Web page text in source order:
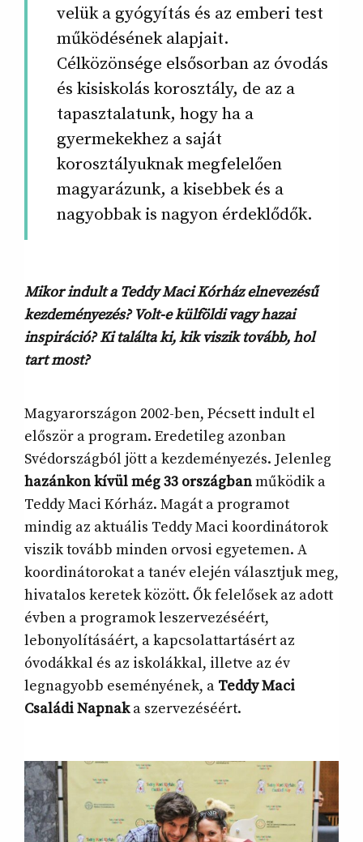
velük a gyógyítás és az emberi test
működésének alapjait.
Célközönsége elsősorban az óvodás
és kisiskolás korosztály, de az a
tapasztalatunk, hogy ha a
gyermekekhez a saját
korosztályuknak megfelelően
magyarázunk, a kisebbek és a
nagyobbak is nagyon érdeklődők.
Mikor indult a Teddy Maci Kórház elnevezésű
kezdeményezés? Volt-e külföldi vagy hazai
inspiráció? Ki találta ki, kik viszik tovább, hol
tart most?
Magyarországon 2002-ben, Pécsett indult el
először a program. Eredetileg azonban
Svédországból jött a kezdeményezés. Jelenleg
hazánkon kívül még 33 országbanműködik a
Teddy Maci Kórház. Magát a programot
mindig az aktuális Teddy Maci koordinátorok
viszik tovább minden orvosi egyetemen. A
koordinátorokat a tanév elején választjuk meg,
hivatalos keretek között. Ők felelősek az adott
évben a programok leszervezéséért,
lebonyolításáért, a kapcsolattartásért az
óvodákkal és az iskolákkal, illetve az év
legnagyobb eseményének, a Teddy Maci
Családi Napnaka szervezéséért.